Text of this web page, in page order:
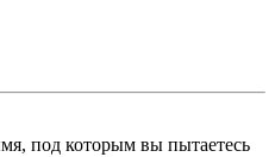
под которым вы пытаетесь